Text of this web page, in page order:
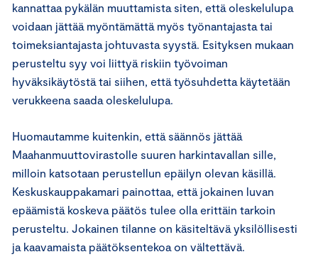
kannattaa pykälän muuttamista siten, että oleskelulupa
voidaan jättää myöntämättä myös työnantajasta tai
toimeksiantajasta johtuvasta syystä. Esityksen mukaan
perusteltu syy voi liittyä riskiin työvoiman
hyväksikäytöstä tai siihen, että työsuhdetta käytetään
verukkeena saada oleskelulupa.
Huomautamme kuitenkin, että säännös jättää
Maahanmuuttovirastolle suuren harkintavallan sille,
milloin katsotaan perustellun epäilyn olevan käsillä.
Keskuskauppakamari painottaa, että jokainen luvan
epäämistä koskeva päätös tulee olla erittäin tarkoin
perusteltu. Jokainen tilanne on käsiteltävä yksilöllisesti
ja kaavamaista päätöksentekoa on vältettävä.